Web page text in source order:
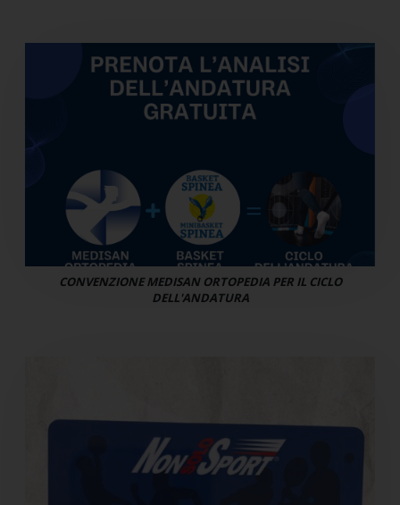
CONVENZIONE MEDISAN ORTOPEDIA PER IL CICLO
DELL'ANDATURA